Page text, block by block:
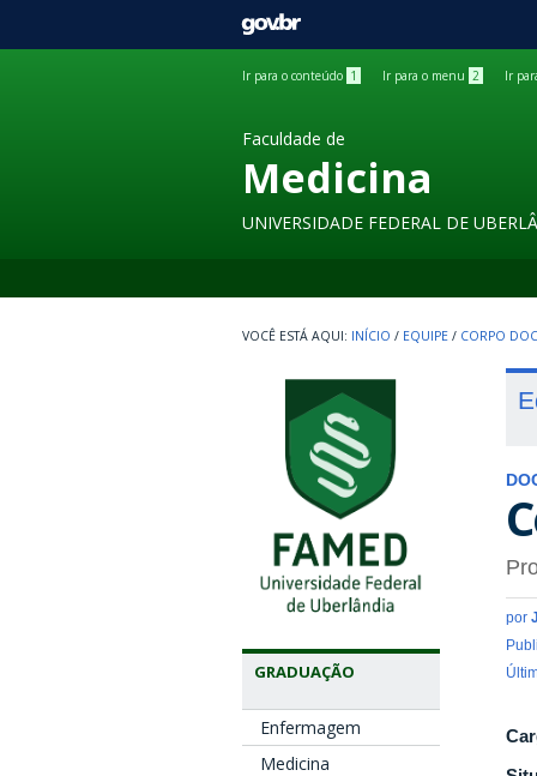
GOVBR
Ir para o conteúdo 1 Ir para o menu 2 Ir
Faculdade de
Medicina
UNIVERSIDADE FEDERAL DE
INÍCIO / EQUIPE / CORPO
GRADUAÇÃO
Enfermagem
Medicina
por